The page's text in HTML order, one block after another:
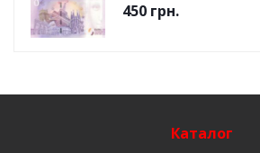
450 грн.
Каталог